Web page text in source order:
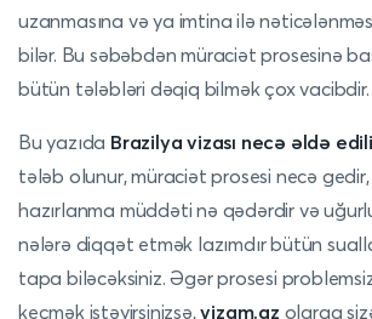
uzanmasına və ya imtina ilə
bilər. Bu səbəbdən müraciət prosesinə
bütün tələbləri dəqiq bilmək çox vacibdir.
Bu yazıda Brazilya vizası necə əldə
tələb olunur, müraciət prosesi necə gedir,
hazırlanma müddəti nə qədərdir və
nələrə diqqət etmək lazımdır bütün
tapa biləcəksiniz. Əgər prosesi
keçmək istəyirsinizsə,vizam.az olaraq